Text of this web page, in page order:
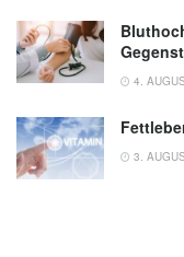
4.
3.